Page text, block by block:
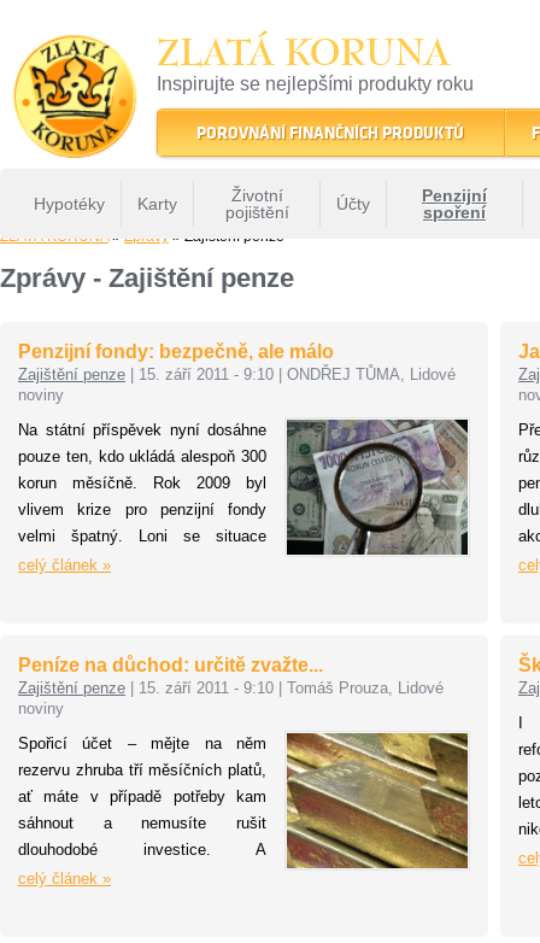
ZLATÁ KORUNA
Inspirujte se nejlepšími produkty roku
22 let tradice a kvality na finančním trhu
POROVNÁNÍ FINANČNÍCH PRODUKTŮ
Hypotéky Karty
Životní
pojištění
Účty
Penzijní
spoření
ZLATÁ KORUNA» Zprávy » Zajištění penze
Zprávy - Zajištění penze
Penzijní fondy: bezpečně, ale málo
Zajištění penze 15. září 2011 - 9:10
ONDŘEJ TŮMA, Lidové
noviny
Na státní příspěvek nyní dosáhne
pouze ten, kdo ukládá alespoň 300
korun měsíčně. Rok 2009 byl
vlivem krize pro penzijní fondy
velmi špatný. Loni se situace
mírně zlepšila, po odečtení inflace
mezi nimi vybírat?
celý článek »
Peníze na důchod: určitě zvažte...
Zajištění penze 15. září 2011 - 9:10
Tomáš Prouza, Lidové
noviny
Spořicí účet – mějte na něm
rezervu zhruba tří měsíčních platů,
ať máte v případě potřeby kam
sáhnout a nemusíte rušit
dlouhodobé investice. A
nezapomínejte, že jde o rezervu na
celý článek »